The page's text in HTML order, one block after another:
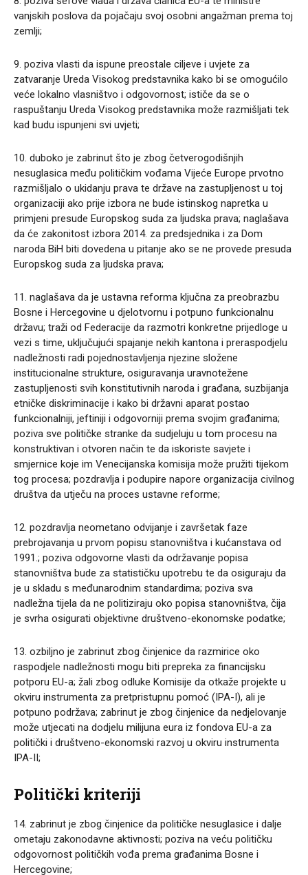
vanjskih poslova da pojačaju svoj osobni angažman prema toj
zemlji;
9. poziva vlasti da ispune preostale ciljeve i uvjete za
zatvaranje Ureda Visokog predstavnika kako bi se omogućilo
veće lokalno vlasništvo i odgovornost; ističe da se o
raspuštanju Ureda Visokog predstavnika može razmišljati tek
kad budu ispunjeni svi uvjeti;
10. duboko je zabrinut što je zbog četverogodišnjih
nesuglasica među političkim vođama Vijeće Europe prvotno
razmišljalo o ukidanju prava te države na zastupljenost u toj
organizaciji ako prije izbora ne bude istinskog napretka u
primjeni presude Europskog suda za ljudska prava; naglašava
da će zakonitost izbora 2014. za predsjednika i za Dom
naroda BiH biti dovedena u pitanje ako se ne provede presuda
Europskog suda za ljudska prava;
11. naglašava da je ustavna reforma ključna za preobrazbu
Bosne i Hercegovine u djelotvornu i potpuno funkcionalnu
državu; traži od Federacije da razmotri konkretne prijedloge u
vezi s time, uključujući spajanje nekih kantona i preraspodjelu
nadležnosti radi pojednostavljenja njezine složene
institucionalne strukture, osiguravanja uravnotežene
zastupljenosti svih konstitutivnih naroda i građana, suzbijanja
etničke diskriminacije i kako bi državni aparat postao
funkcionalniji, jeftiniji i odgovorniji prema svojim građanima;
poziva sve političke stranke da sudjeluju u tom procesu na
konstruktivan i otvoren način te da iskoriste savjete i
smjernice koje im Venecijanska komisija može pružiti tijekom
tog procesa; pozdravlja i podupire napore organizacija civilnog
društva da utječu na proces ustavne reforme;
12. pozdravlja neometano odvijanje i završetak faze
prebrojavanja u prvom popisu stanovništva i kućanstava od
1991.; poziva odgovorne vlasti da održavanje popisa
stanovništva bude za statističku upotrebu te da osiguraju da
je u skladu s međunarodnim standardima; poziva sva
nadležna tijela da ne politiziraju oko popisa stanovništva, čija
je svrha osigurati objektivne društveno-ekonomske podatke;
13. ozbiljno je zabrinut zbog činjenice da razmirice oko
raspodjele nadležnosti mogu biti prepreka za financijsku
potporu EU-a; žali zbog odluke Komisije da otkaže projekte u
okviru instrumenta za pretpristupnu pomoć (IPA-I), ali je
potpuno podržava; zabrinut je zbog činjenice da nedjelovanje
može utjecati na dodjelu milijuna eura iz fondova EU-a za
politički i društveno-ekonomski razvoj u okviru instrumenta
IPA-II;
Politički kriteriji
14. zabrinut je zbog činjenice da političke nesuglasice i dalje
ometaju zakonodavne aktivnosti; poziva na veću političku
odgovornost političkih vođa prema građanima Bosne i
Hercegovine;